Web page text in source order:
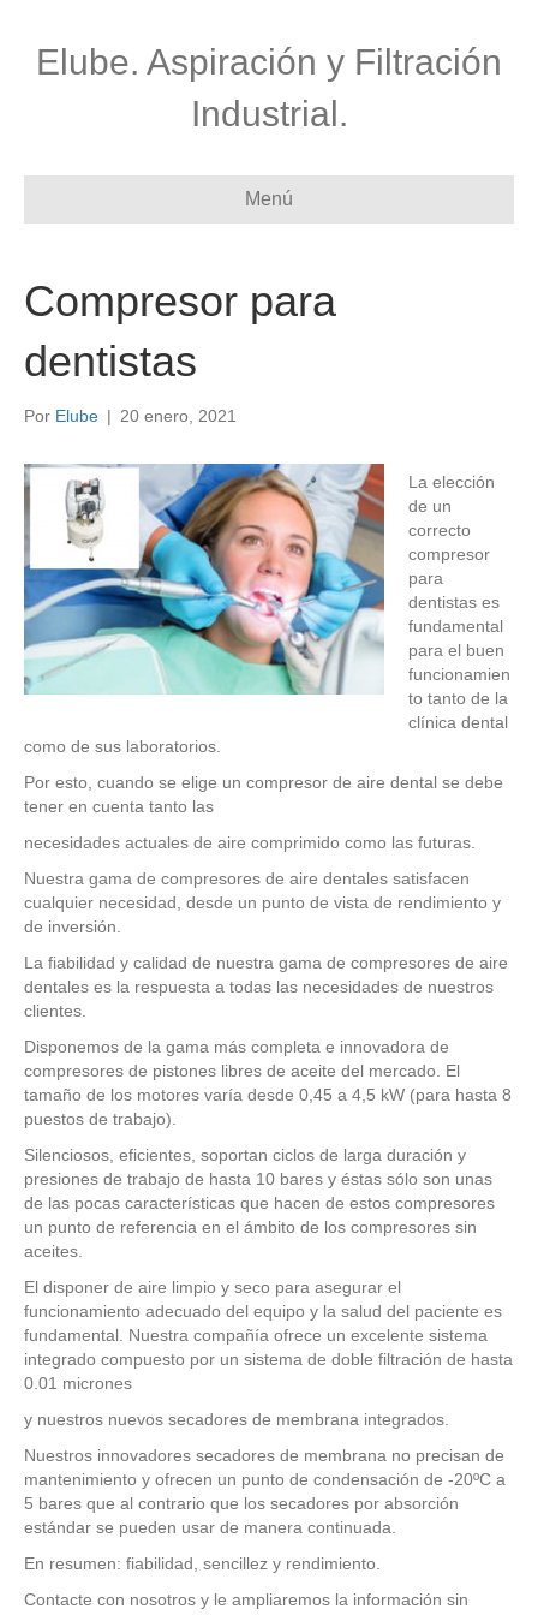
Elube. Aspiración y Filtración
Industrial.
Menú
Compresor para
dentistas
Por Elube | 20 enero, 2021
La elección
de un
correcto
compresor
para
dentistas es
fundamental
para el buen
funcionamien
to tanto de la
clínica dental
como de sus laboratorios.
Por esto, cuando se elige un compresor de aire dental se debe
tener en cuenta tanto las
necesidades actuales de aire comprimido como las futuras.
Nuestra gama de compresores de aire dentales satisfacen
cualquier necesidad, desde un punto de vista de rendimiento y
de inversión.
La fiabilidad y calidad de nuestra gama de compresores de aire
dentales es la respuesta a todas las necesidades de nuestros
clientes.
Disponemos de la gama más completa e innovadora de
compresores de pistones libres de aceite del mercado. El
tamaño de los motores varía desde 0,45 a 4,5 kW (para hasta 8
puestos de trabajo).
Silenciosos, eficientes, soportan ciclos de larga duración y
presiones de trabajo de hasta 10 bares y éstas sólo son unas
de las pocas características que hacen de estos compresores
un punto de referencia en el ámbito de los compresores sin
aceites.
El disponer de aire limpio y seco para asegurar el
funcionamiento adecuado del equipo y la salud del paciente es
fundamental. Nuestra compañía ofrece un excelente sistema
integrado compuesto por un sistema de doble filtración de hasta
0.01 micrones
y nuestros nuevos secadores de membrana integrados.
Nuestros innovadores secadores de membrana no precisan de
mantenimiento y ofrecen un punto de condensación de -20ºC a
5 bares que al contrario que los secadores por absorción
estándar se pueden usar de manera continuada.
En resumen: fiabilidad, sencillez y rendimiento.
Contacte con nosotros y le ampliaremos la información sin